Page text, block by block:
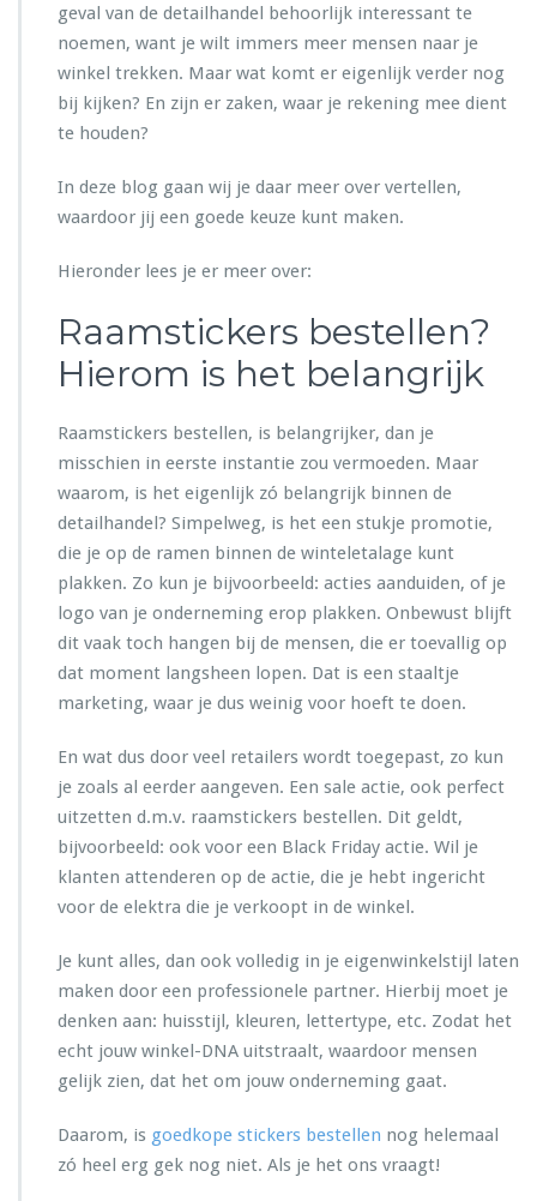
l
l
e
n
e
a
o
m
e
r
m
z
e
t
geval van de detailhandel behoorlijk interessant te
noemen, want je wilt immers meer mensen naar je
winkel trekken. Maar wat komt er eigenlijk verder nog
bij kijken? En zijn er zaken, waar je rekening mee dient
te houden?
In deze blog gaan wij je daar meer over vertellen,
waardoor jij een goede keuze kunt maken.
Hieronder lees je er meer over:
Raamstickers bestellen?
Hierom is het belangrijk
Raamstickers bestellen, is belangrijker, dan je
misschien in eerste instantie zou vermoeden. Maar
waarom, is het eigenlijk zó belangrijk binnen de
detailhandel? Simpelweg, is het een stukje promotie,
die je op de ramen binnen de winteletalage kunt
plakken. Zo kun je bijvoorbeeld: acties aanduiden, of je
logo van je onderneming erop plakken. Onbewust blijft
dit vaak toch hangen bij de mensen, die er toevallig op
dat moment langsheen lopen. Dat is een staaltje
marketing, waar je dus weinig voor hoeft te doen.
En wat dus door veel retailers wordt toegepast, zo kun
je zoals al eerder aangeven. Een sale actie, ook perfect
uitzetten d.m.v. raamstickers bestellen. Dit geldt,
bijvoorbeeld: ook voor een Black Friday actie. Wil je
klanten attenderen op de actie, die je hebt ingericht
voor de elektra die je verkoopt in de winkel.
Je kunt alles, dan ook volledig in je eigenwinkelstijl laten
maken door een professionele partner. Hierbij moet je
denken aan: huisstijl, kleuren, lettertype, etc. Zodat het
echt jouw winkel-DNA uitstraalt, waardoor mensen
gelijk zien, dat het om jouw onderneming gaat.
Daarom, is goedkope stickers bestellen nog helemaal
zó heel erg gek nog niet. Als je het ons vraagt!